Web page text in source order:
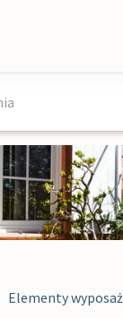
Elementy